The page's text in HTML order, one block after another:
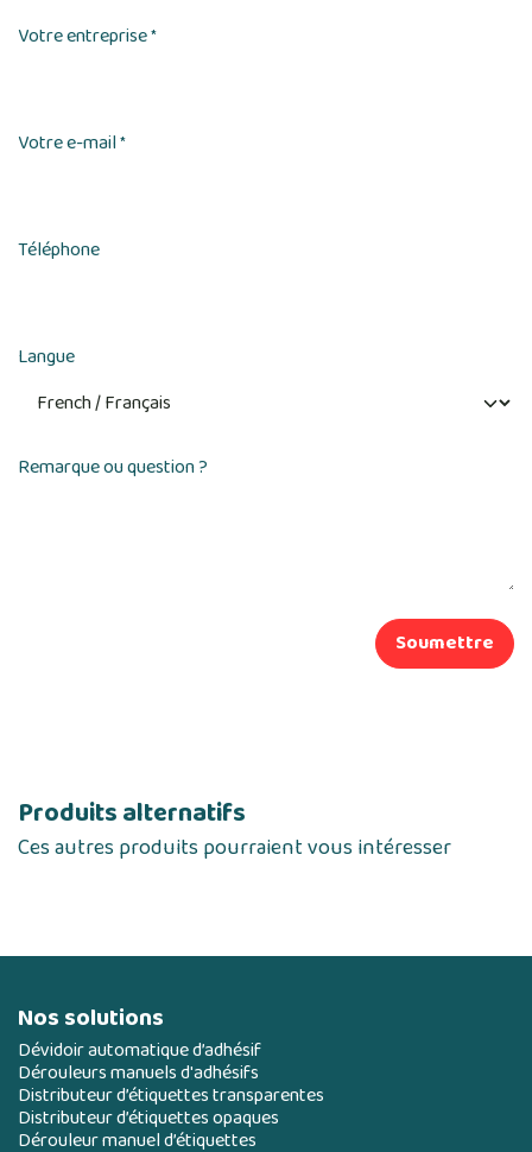
Votre entreprise*
Votre e-mail*
Téléphone
Langue
Remarque ou question ?
Soumettre
Produits alternatifs
Ces autres produits pourraient vous intéresser
Nos solutions
Dévidoir automatique d’adhésif
Dérouleurs manuels d'adhésifs
Distributeur d’étiquettes transparentes
Distributeur d’étiquettes opaques
Dérouleur manuel d’étiquettes